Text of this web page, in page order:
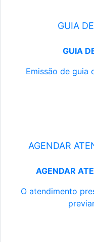
GUIA
GUIA
Emissão de guia
AGENDAR
AGENDAR
O atendimento